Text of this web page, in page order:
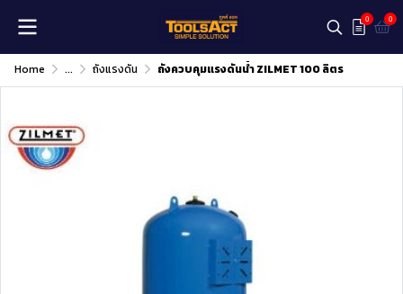
0 0
Home ... ถังแรงดัน ถังควบคุมแรงดันน้ำ ZILMET 100 ลิตร